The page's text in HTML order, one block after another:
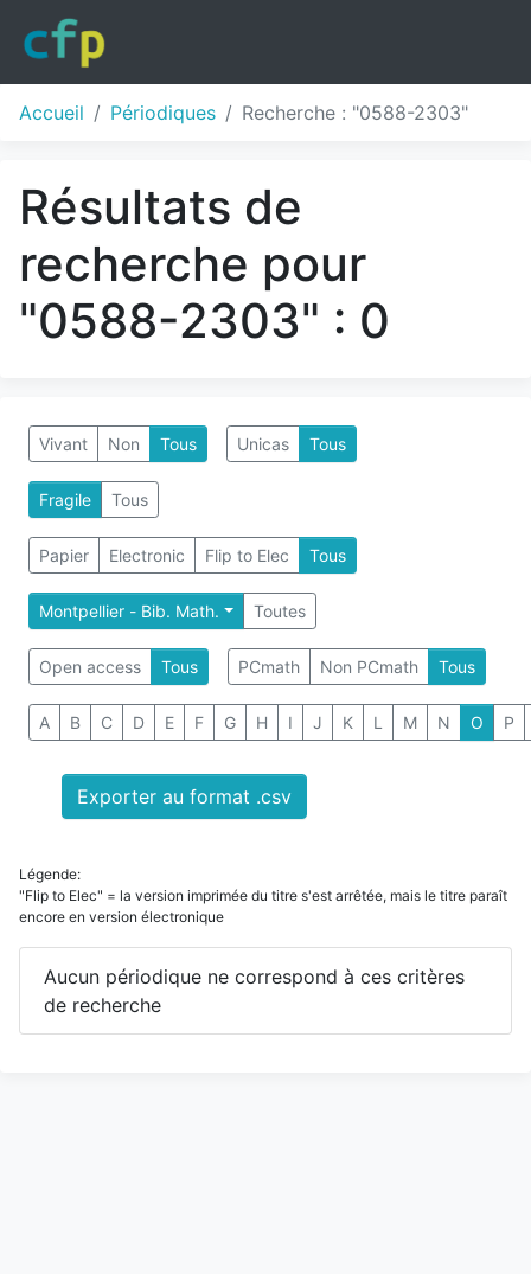
Accueil Périodiques Recherche : "0588-2303"
Résultats de
recherche pour
"0588-2303" : 0
Vivant Non Tous Unicas Tous
Fragile Tous
Papier Electronic Flip to Elec Tous
Montpellier - Bib. Math. Toutes
Open access Tous PCmath Non PCmath Tous
A B C D E F G H I J K L M N O P
Exporter au format .csv
Légende:
"Flip to Elec" = la version imprimée du titre s'est arrêtée, mais le titre paraît
encore en version électronique
Aucun périodique ne correspond à ces critères
de recherche